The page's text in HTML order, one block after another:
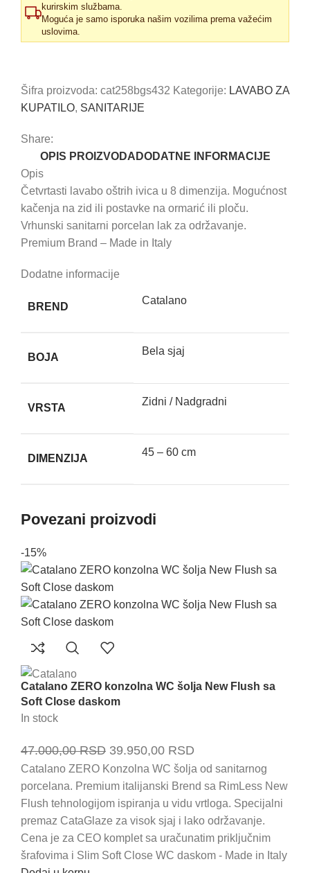
kurirskim službama.
Moguća je samo isporuka našim vozilima prema važećim
uslovima.
Šifra proizvoda: cat258bgs432 Kategorije: LAVABO ZA
KUPATILO, SANITARIJE
Share:
OPIS PROIZVODA DODATNE INFORMACIJE
Opis
Četvrtasti lavabo oštrih ivica u 8 dimenzija. Mogućnost
kačenja na zid ili postavke na ormarić ili ploču.
Vrhunski sanitarni porcelan lak za održavanje.
Premium Brand – Made in Italy
Dodatne informacije
BREND
Catalano
BOJA
Bela sjaj
VRSTA
Zidni / Nadgradni
DIMENZIJA
45 – 60 cm
Povezani proizvodi
-15%
Catalano ZERO konzolna WC šolja New Flush sa
Soft Close daskom
In stock
47.000,00RSD Originalna
cena
je
bila:
47.000,00 RSD.
39.950,00 RSD
cena
je:
39.950,00 RSD.
Catalano ZERO Konzolna WC šolja od sanitarnog
porcelana. Premium italijanski Brend sa RimLess New
Flush tehnologijom ispiranja u vidu vrtloga. Specijalni
premaz CataGlaze za visok sjaj i lako održavanje.
Cena je za CEO komplet sa uračunatim priključnim
šrafovima i Slim Soft Close WC daskom - Made in Italy